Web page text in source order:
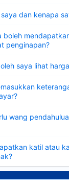
dan kenapa
boleh
penginapan?
saya lihat
wang
katil atau